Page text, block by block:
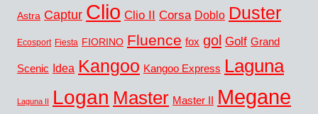
Astra Captur Clio Clio II Corsa Doblo Duster
Ecosport Fiesta FIORINO Fluence fox gol Golf Grand
Scenic Idea Kangoo Kangoo Express Laguna
Laguna II Logan Master Master II Megane